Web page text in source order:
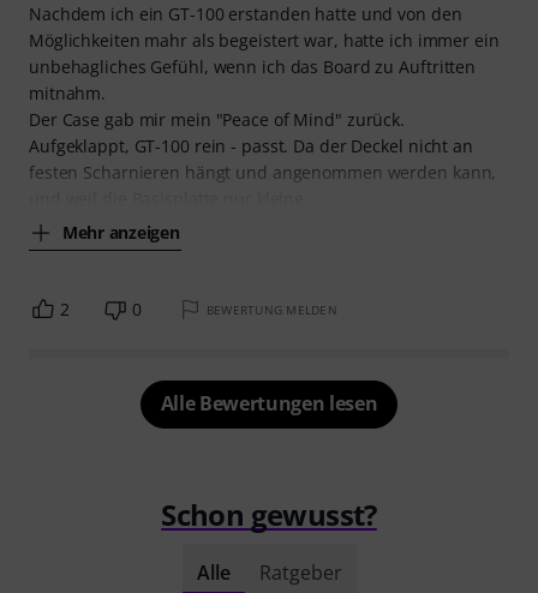
Nachdem ich ein GT-100 erstanden hatte und von den
Möglichkeiten mahr als begeistert war, hatte ich immer ein
unbehagliches Gefühl, wenn ich das Board zu Auftritten
mitnahm.
Der Case gab mir mein "Peace of Mind" zurück.
Aufgeklappt, GT-100 rein - passt. Da der Deckel nicht an
festen Scharnieren hängt und angenommen werden kann,
Mehr anzeigen
2 0 BEWERTUNG MELDEN
Alle Bewertungen lesen
Schon gewusst?
Alle Ratgeber